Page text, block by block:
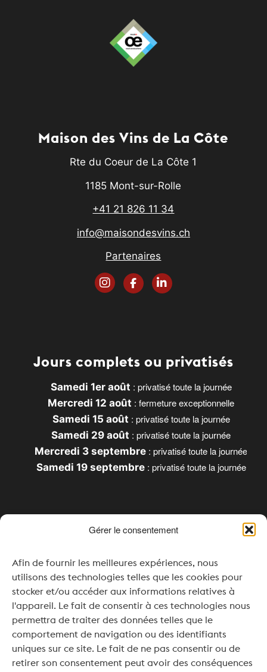
Gérer le consentement
Afin de fournir les meilleures expériences, nous
utilisons des technologies telles que les cookies pour
stocker et/ou accéder aux informations relatives à
l'appareil. Le fait de consentir à ces technologies nous
permettra de traiter des données telles que le
comportement de navigation ou des identifiants
uniques sur ce site. Le fait de ne pas consentir ou de
retirer son consentement peut avoir des conséquences
Maison des Vins de La Côte
Rte du Coeur de La Côte 1
1185 Mont-sur-Rolle
+41 21 826 11 34
info@maisondesvins.ch
Partenaires
Jours complets ou privatisés
Samedi 1er août : privatisé toute la journée
Mercredi 12 août : fermeture exceptionnelle
Samedi 15 août : privatisé toute la journée
Samedi 29 août : privatisé toute la journée
Mercredi 3 septembre : privatisé toute la journée
Samedi 19 septembre: privatisé toute la journée
Lundi & Mardi : Fermé
Mercredi : 16h00 – 20h00
Jeudi à Samedi : 11h00 – 20h00
Dimanche : 11h00 – 19h00
Pour vos événements ou séminaires, une